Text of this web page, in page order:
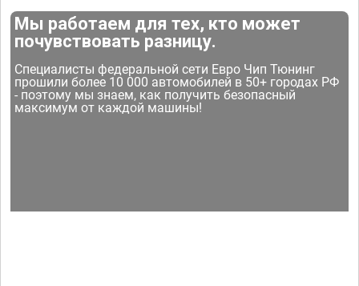
Мы работаем для тех, кто может
почувствовать разницу.
Специалисты федеральной сети Евро Чип Тюнинг
прошили более 10 000 автомобилей в 50+ городах РФ
- поэтому мы знаем, как получить безопасный
максимум от каждой машины!